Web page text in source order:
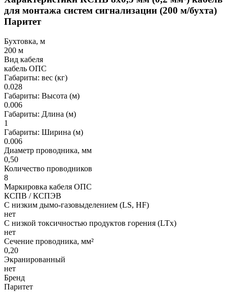
для монтажа систем сигнализации (200 м/бухта)
Паритет
Бухтовка, м
200 м
Вид кабеля
кабель ОПС
Габариты: вес (кг)
0.028
Габариты: Высота (м)
0.006
Габариты: Длина (м)
1
Габариты: Ширина (м)
0.006
Диаметр проводника, мм
0,50
Количество проводников
8
Маркировка кабеля ОПС
КСПВ / КСПЭВ
С низким дымо-газовыделением (LS, HF)
нет
С низкой токсичностью продуктов горения (LTx)
нет
Сечение проводника, мм²
0,20
Экранированный
нет
Бренд
Паритет